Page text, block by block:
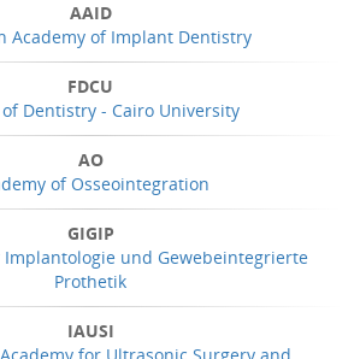
AAID
Academy of Implant Dentistry
FDCU
of Dentistry - Cairo University
AO
of Osseointegration
GIGIP
und Gewebeintegrierte
Prothetik
IAUSI